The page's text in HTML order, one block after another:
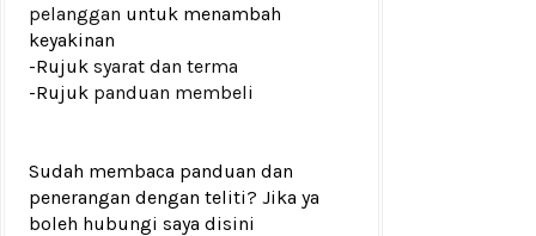
pelanggan untuk menambah
keyakinan
-Rujuk syarat dan terma
-Rujuk panduan membeli
Sudah membaca panduan dan
penerangan dengan teliti? Jika ya
boleh hubungi saya disini